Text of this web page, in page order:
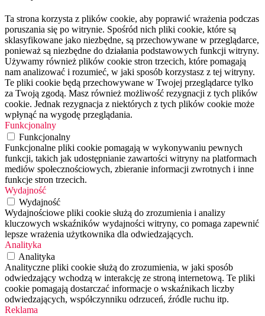
Ta strona korzysta z plików cookie, aby poprawić wrażenia podczas
poruszania się po witrynie. Spośród nich pliki cookie, które są
sklasyfikowane jako niezbędne, są przechowywane w przeglądarce,
ponieważ są niezbędne do działania podstawowych funkcji witryny.
Używamy również plików cookie stron trzecich, które pomagają
nam analizować i rozumieć, w jaki sposób korzystasz z tej witryny.
Te pliki cookie będą przechowywane w Twojej przeglądarce tylko
za Twoją zgodą. Masz również możliwość rezygnacji z tych plików
cookie. Jednak rezygnacja z niektórych z tych plików cookie może
wpłynąć na wygodę przeglądania.
Funkcjonalny
Funkcjonalny
Funkcjonalne pliki cookie pomagają w wykonywaniu pewnych
funkcji, takich jak udostępnianie zawartości witryny na platformach
mediów społecznościowych, zbieranie informacji zwrotnych i inne
funkcje stron trzecich.
Wydajność
Wydajność
Wydajnościowe pliki cookie służą do zrozumienia i analizy
kluczowych wskaźników wydajności witryny, co pomaga zapewnić
lepsze wrażenia użytkownika dla odwiedzających.
Analityka
Analityka
Analityczne pliki cookie służą do zrozumienia, w jaki sposób
odwiedzający wchodzą w interakcję ze stroną internetową. Te pliki
cookie pomagają dostarczać informacje o wskaźnikach liczby
odwiedzających, współczynniku odrzuceń, źródle ruchu itp.
Reklama